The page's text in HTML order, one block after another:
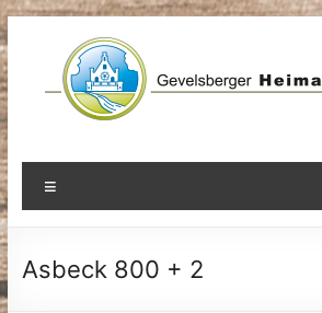
Zum
Inhalt
springen
Asbeck 800 + 2